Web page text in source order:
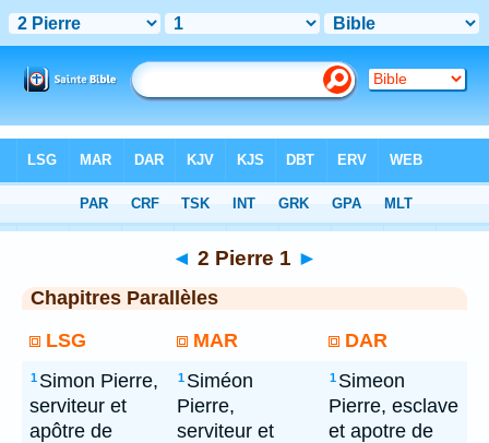
◄ 2 Pierre 1 ►
Chapitres Parallèles
LSG
MAR DAR
1 Simon Pierre,
serviteur et
apôtre de
1 Siméon
Pierre,
serviteur et
1 Simeon
Pierre, esclave
et apotre de